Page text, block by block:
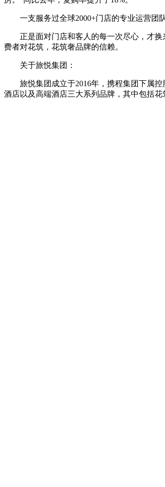
一支服务过全球2000+门店的专业运营团队
正是面对门店和客人的每一次尽心，才换
费者对花筑，花筑奢品牌的信赖。
关于旅悦集团：
旅悦集团成立于2016年，携程集团下属控
酒店以及高端酒店三大系列品牌，其中包括